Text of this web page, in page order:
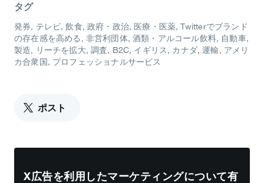
タグ
発券 テレビ 飲食 政府・政治 医療・医薬 Twitterでブランド
の存在感を高める
非営利団体 酒類・アルコール飲料 自動車
製造
リーチを拡大 調査 B2C イギリス カナダ 運輸
アメリ
カ合衆国 プロフェッショナルサービス
ポスト
X広告を利用したマーケティングについて有